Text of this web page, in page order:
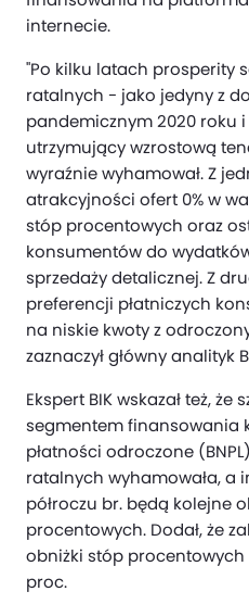
internecie.
"Po kilku latach prosperity
ratalnych - jako jedyny z
pandemicznym 2020 roku
utrzymujący wzrostową
wyraźnie wyhamował. Z
atrakcyjności ofert 0% w
stóp procentowych oraz
konsumentów do
sprzedaży detalicznej. Z
preferencji płatniczych
na niskie kwoty z
zaznaczył główny analityk
Ekspert BIK wskazał też,
segmentem finansowania
płatności odroczone
ratalnych wyhamowała, a
półroczu br. będą kolejne
procentowych. Dodał, że
obniżki stóp procentowych
proc.